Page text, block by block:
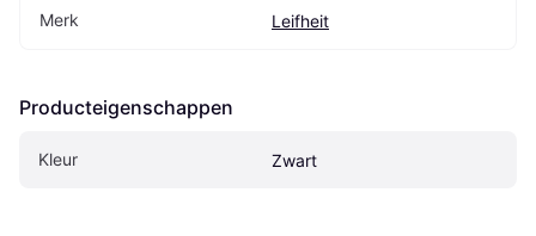
Merk Leifheit
Producteigenschappen
Kleur Zwart